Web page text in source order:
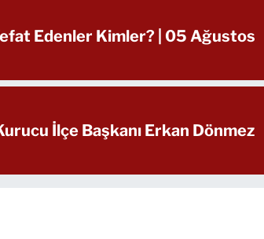
Edenler Kimler? | 05 Ağustos
İlçe Başkanı Erkan Dönmez